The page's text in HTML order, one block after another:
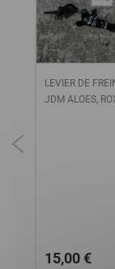
LEVIER DE
JDM ALOES,
15,00 €